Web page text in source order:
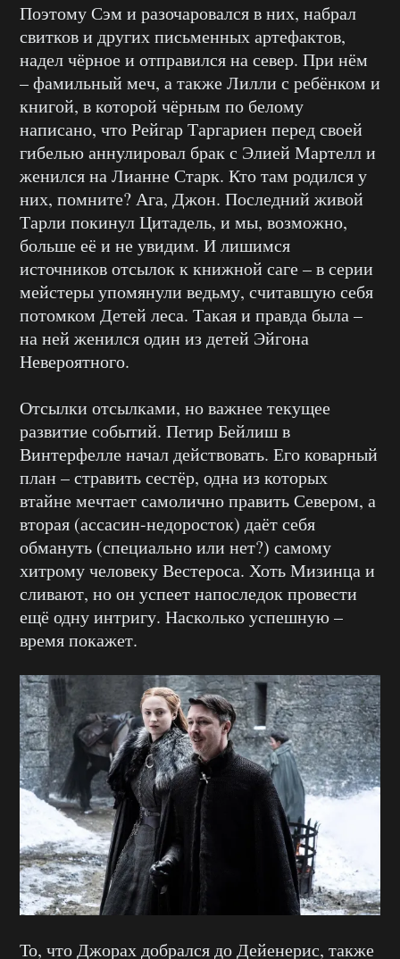
Поэтому Сэм и разочаровался в них, набрал
свитков и других письменных артефактов,
надел чёрное и отправился на север. При нём
– фамильный меч, а также Лилли с ребёнком и
книгой, в которой чёрным по белому
написано, что Рейгар Таргариен перед своей
гибелью аннулировал брак с Элией Мартелл и
женился на Лианне Старк. Кто там родился у
них, помните? Ага, Джон. Последний живой
Тарли покинул Цитадель, и мы, возможно,
больше её и не увидим. И лишимся
источников отсылок к книжной саге – в серии
мейстеры упомянули ведьму, считавшую себя
потомком Детей леса. Такая и правда была –
на ней женился один из детей Эйгона
Невероятного.
Отсылки отсылками, но важнее текущее
развитие событий. Петир Бейлиш в
Винтерфелле начал действовать. Его коварный
план – стравить сестёр, одна из которых
втайне мечтает самолично править Севером, а
вторая (ассасин-недоросток) даёт себя
обмануть (специально или нет?) самому
хитрому человеку Вестероса. Хоть Мизинца и
сливают, но он успеет напоследок провести
ещё одну интригу. Насколько успешную –
время покажет.
То, что Джорах добрался до Дейенерис, также